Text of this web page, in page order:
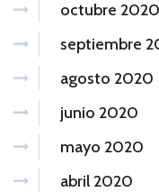
octubre 2020
septiembre
agosto 2020
junio 2020
mayo 2020
abril 2020